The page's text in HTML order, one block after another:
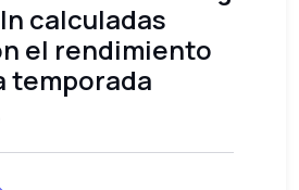
calculadas
el rendimiento
temporada